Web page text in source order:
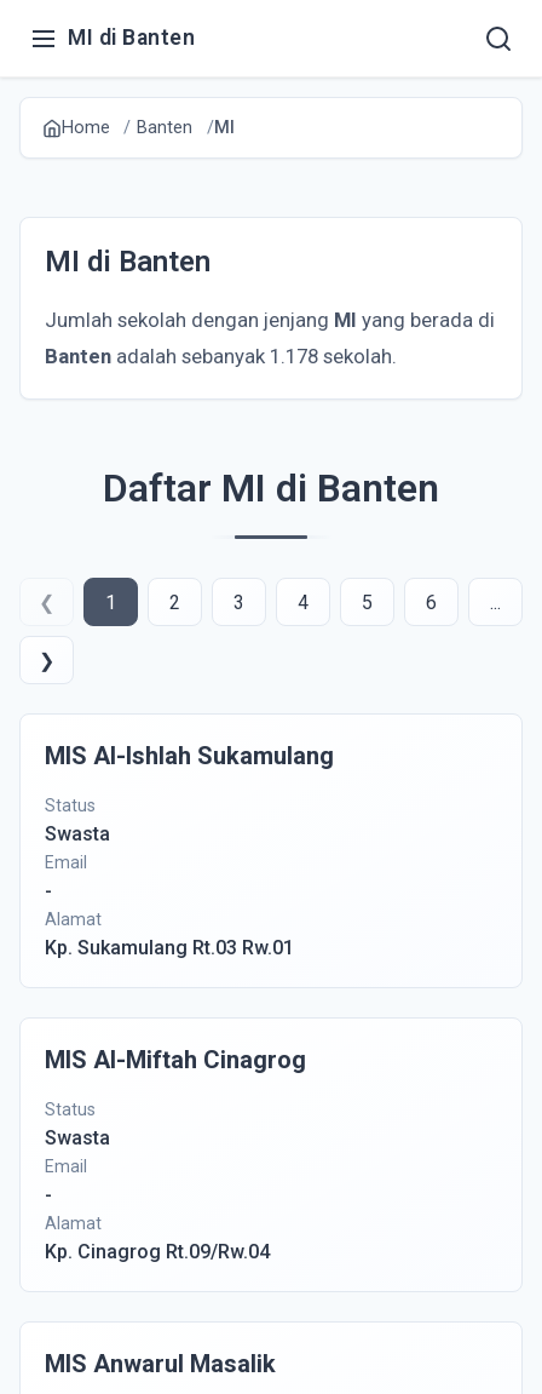
MI di Banten
Home Banten MI
MI di Banten
Jumlah sekolah dengan jenjang MI yang berada di
Banten adalah sebanyak 1.178 sekolah.
Daftar MI di Banten
❮ 1 2 3 4 5 6 ...
❯
MIS Al-Ishlah Sukamulang
Status
Swasta
Email
-
Alamat
Kp. Sukamulang Rt.03 Rw.01
MIS Al-Miftah Cinagrog
Status
Swasta
Email
-
Alamat
Kp. Cinagrog Rt.09/Rw.04
MIS Anwarul Masalik